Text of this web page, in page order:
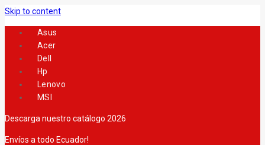
Skip to content
Asus
Acer
Dell
Hp
Lenovo
MSI
Descarga nuestro catálogo 2026
Envíos a todo Ecuador!